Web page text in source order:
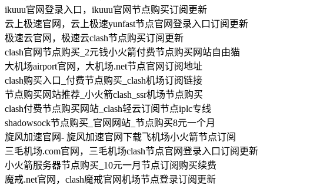
ikuuu官网登录入口，ikuuu官网节点购买订阅更新
云上极速官网，云上极速yunfast节点官网登录入口订阅更新
极速云官网，极速云clash节点购买订阅更新
clash官网节点购买_2元钱小火箭付费节点购买网站自由猫
大机场airport官网，大机场.net节点官网订阅地址
clash购买入口_付费节点购买_clash机场订阅链接
节点购买网站推荐_小火箭clash_ssr机场节点购买
clash付费节点购买网站_clash轻云订阅节点iplc专线
shadowsock节点购买_官网网站_节点购买8元一个月
旋风加速官网- 旋风加速官网下载飞机场小火箭节点订阅
三毛机场.com官网，三毛机场clash节点官网登录入口订阅更新
小火箭服务器节点购买_10元一月节点订阅购买续费
魔戒.net官网，clash魔戒官网机场节点登录订阅更新